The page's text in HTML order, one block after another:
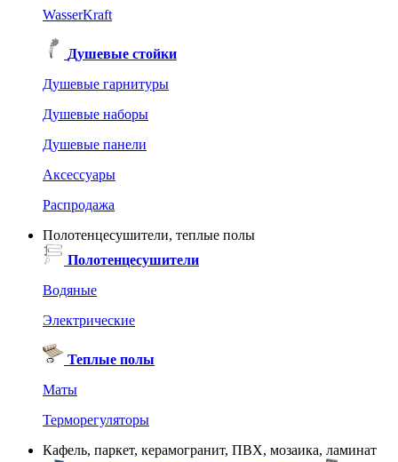
WasserKraft
Душевые стойки
Душевые гарнитуры
Душевые наборы
Душевые панели
Аксессуары
Распродажа
Полотенцесушители, теплые полы
Полотенцесушители
Водяные
Электрические
Теплые полы
Маты
Терморегуляторы
Кафель, паркет, керамогранит, ПВХ, мозаика, ламинат